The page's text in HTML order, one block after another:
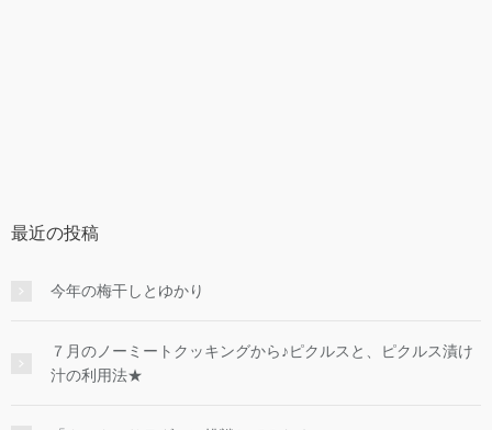
最近の投稿
今年の梅干しとゆかり
７月のノーミートクッキングから♪ピクルスと、ピクルス漬け
汁の利用法★